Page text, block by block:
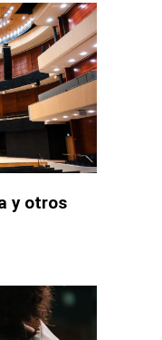
y otros